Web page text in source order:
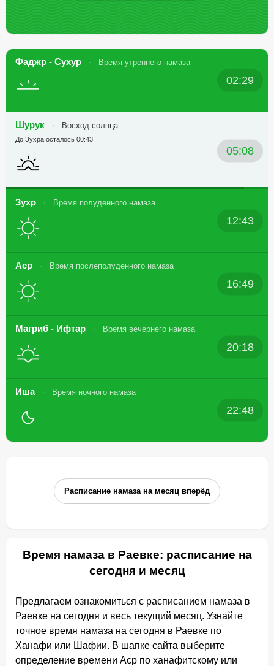
Фаджр - Сухур Время утреннего намаза
02:29
Шурук Восход солнца
05:08
До Зухра осталось 00:43
Зухр Время полуденного намаза
12:43
Аср Время послеполуденного намаза
16:49
Магриб - Ифтар Время вечернего намаза
20:18
Иша Время ночного намаза
22:48
Расписание намаза на месяц вперёд
Время намаза в Раевке: расписание на
сегодня и месяц
Предлагаем ознакомиться с расписанием намаза в
Раевке на сегодня и весь текущий месяц. Узнайте
точное время намаза на сегодня в Раевке по
Ханафи или Шафии. В шапке сайта выберите
определение времени Аср по ханафитскому или